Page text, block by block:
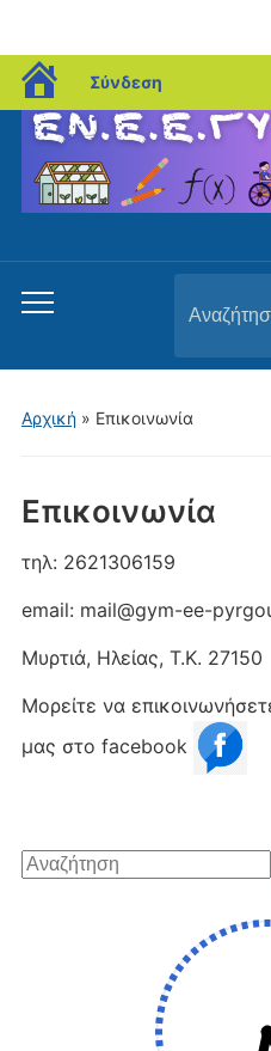
blogs.sch.gr
Σύνδεση
Εναλλαγή
μενού
για
για:
Αρχική» Επικοινωνία
Αναζήτηση
για:
Επικοινωνία
τηλ: 2621306159
email: mail@gym-ee-
Μυρτιά, Ηλείας, Τ.Κ. 27150
Μορείτε να
μας στο facebook